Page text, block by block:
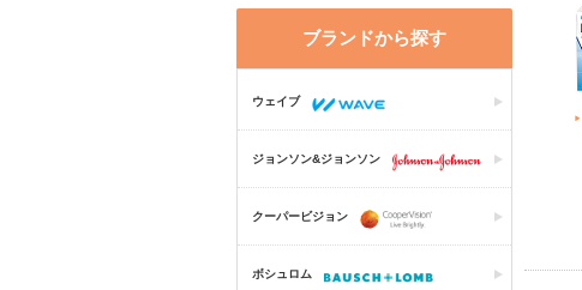
ブランドから探す
ウェイブ
ジョンソン&ジョンソン
クーパービジョン
ボシュロム